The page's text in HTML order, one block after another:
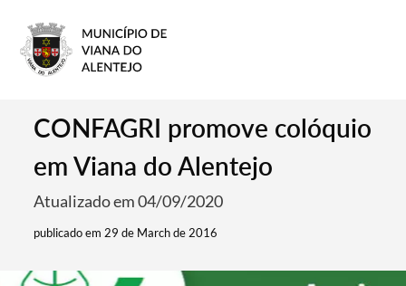
CONFAGRI promove colóquio
em Viana do Alentejo
Atualizado em 04/09/2020
publicado em 29 de March de 2016